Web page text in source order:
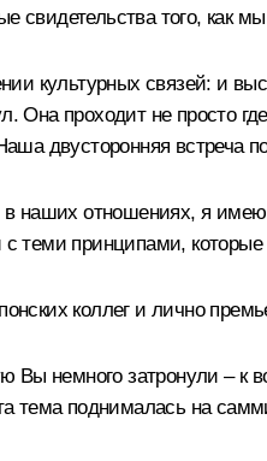
свидетельства того, как
культурных связей: и
Она проходит не просто
двусторонняя встреча
в наших отношениях, я
с теми принципами,
коллег и лично
Вы немного затронули –
тема поднималась на